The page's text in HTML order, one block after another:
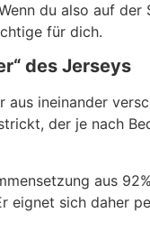
du also auf
für dich.
des Jerseys
ineinander
der je nach
aus
eignet sich daher